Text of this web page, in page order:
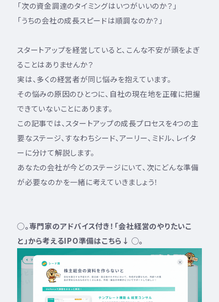
「次の資金調達のタイミングはいつがいいのか？」
「うちの会社の成長スピードは順調なのか？」
スタートアップを経営していると、こんな不安が頭をよぎ
ることはありませんか？
実は、多くの経営者が同じ悩みを抱えています。
その悩みの原因のひとつに、自社の現在地を正確に把握
できていないことにあります。
この記事では、スタートアップの成長プロセスを4つの主
要なステージ、すなわちシード、アーリー、ミドル、レイタ
ーに分けて解説します。
あなたの会社が今どのステージにいて、次にどんな準備
が必要なのかを一緒に考えていきましょう！
◯。専門家のアドバイス付き！「会社経営のやりたいこ
と」から考えるIPO準備はこちら↓ ◯。